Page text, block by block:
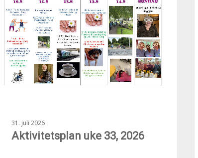
2026
31. juli 2026
Aktivitetsplan uke 33, 2026